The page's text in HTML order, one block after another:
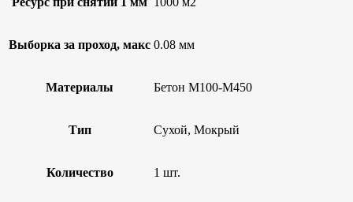
Выборка за проход, макс 0.08 мм
Материалы Бетон М100-М450
Тип Сухой, Мокрый
Количество 1 шт.